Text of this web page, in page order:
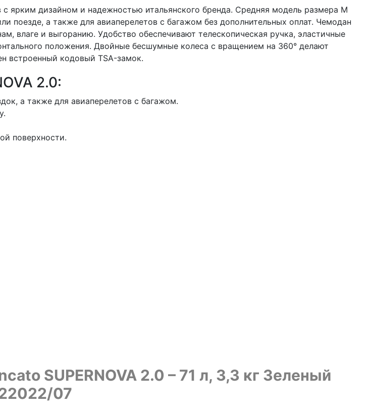
ярким дизайном и надежностью итальянского бренда. Средняя модель размера M
поезде, а также для авиаперелетов с багажом без дополнительных оплат. Чемодан
влаге и выгоранию. Удобство обеспечивают телескопическая ручка, эластичные
положения. Двойные бесшумные колеса с вращением на 360° делают
встроенный кодовый TSA-замок.
2.0:
а также для авиаперелетов с багажом.
поверхности.
SUPERNOVA 2.0 – 71 л, 3,3 кг Зеленый
07